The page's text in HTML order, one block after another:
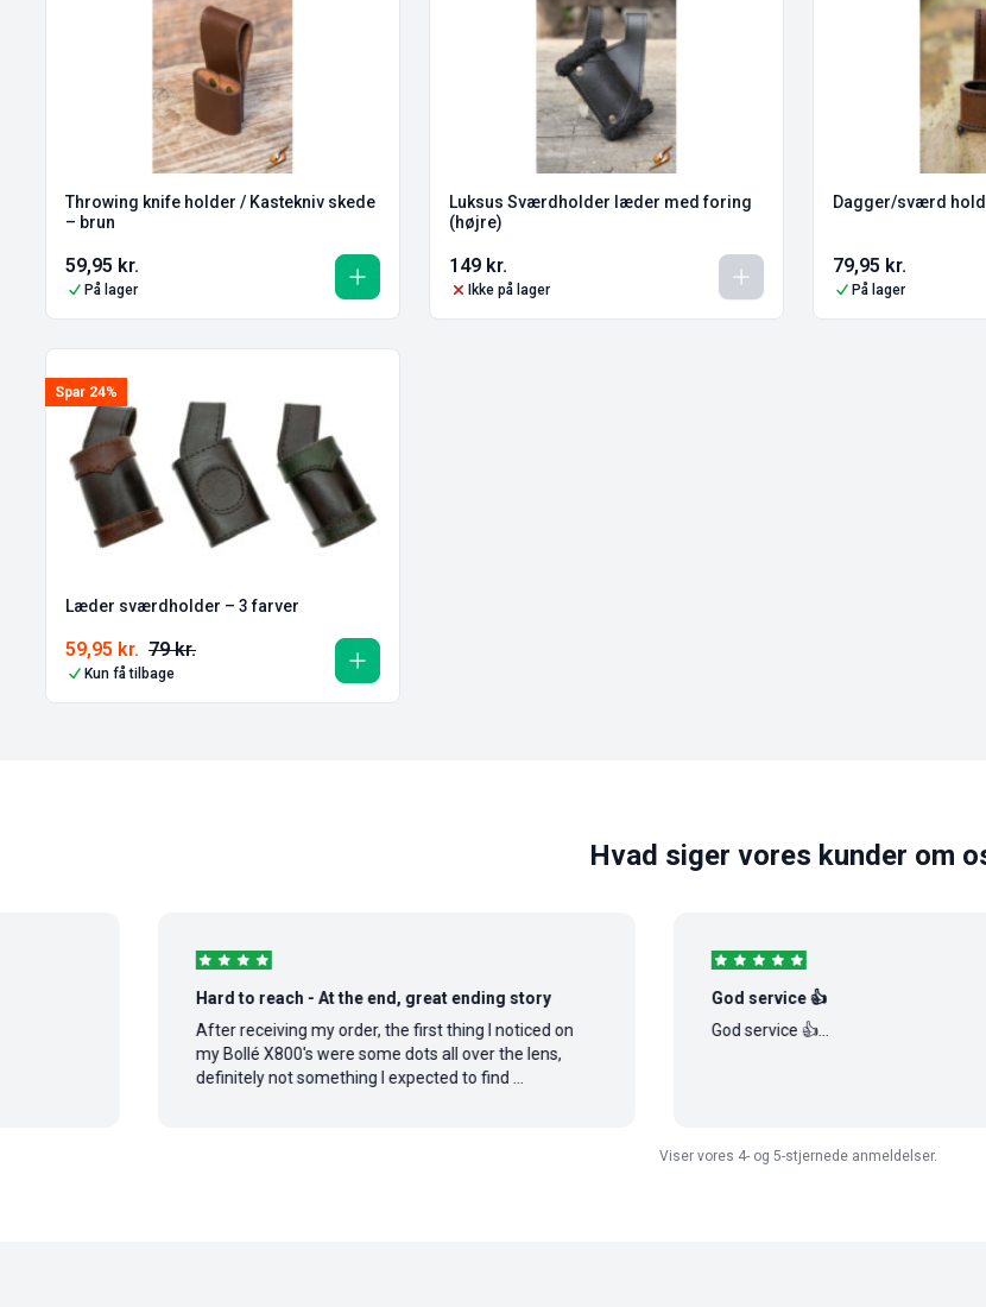
Throwing knife holder / Kastekniv skede
– brun
59,95 kr.
På lager
Luksus Sværdholder læder med foring
(højre)
149 kr.
Ikke på lager
Dagger/sværd
79,95 kr.
På lager
Spar 24%
Læder sværdholder – 3 farver
79kr.
59,95 kr.
Kun få tilbage
Hvad siger vores kunder om
Hard to reach - At the end, great ending story
After receiving my order, the first thing I noticed on
my Bollé X800's were some dots all over the lens,
definitely not something I expected to find ...
God service 👍
God service 👍...
Viser vores 4- og 5-stjernede anmeldelser.